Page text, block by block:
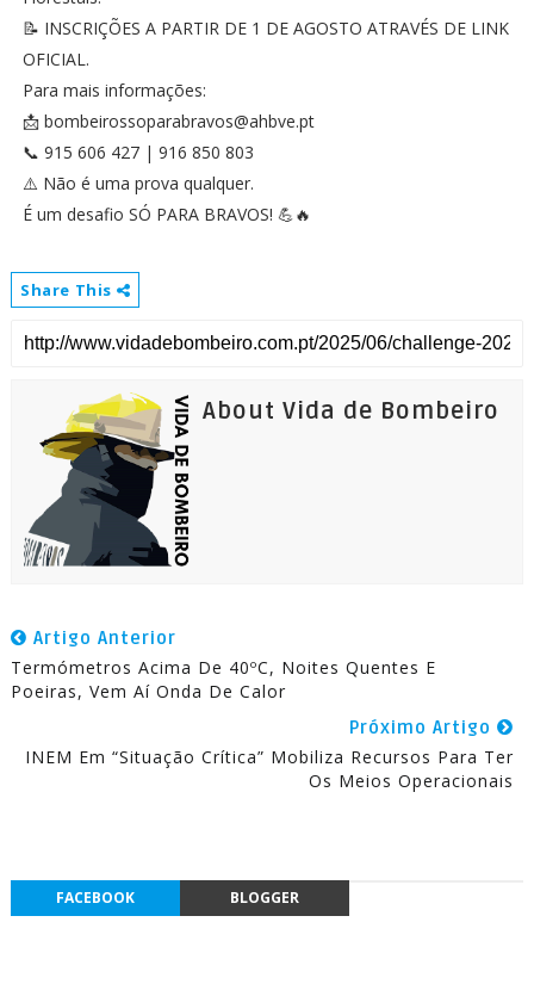
📝 INSCRIÇÕES A PARTIR DE 1 DE AGOSTO ATRAVÉS DE LINK
OFICIAL.
Para mais informações:
📩 bombeirossoparabravos@ahbve.pt
📞 915 606 427 | 916 850 803
⚠️ Não é uma prova qualquer.
É um desafio SÓ PARA BRAVOS! 💪🔥
Share This
About Vida de Bombeiro
Artigo Anterior
Termómetros Acima De 40ºC, Noites Quentes E
Poeiras, Vem Aí Onda De Calor
Próximo Artigo
INEM Em “Situação Crítica” Mobiliza Recursos Para Ter
Os Meios Operacionais
FACEBOOK BLOGGER